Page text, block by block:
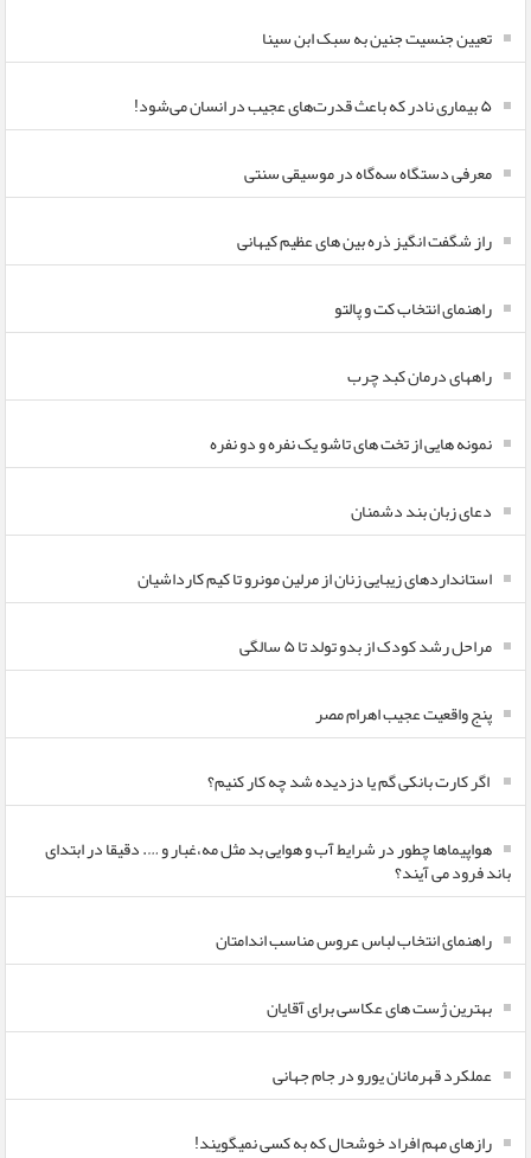
تعیین جنسیت جنین به سبک ابن سینا
۵ بیماری نادر که باعث قدرت‌های عجیب در انسان می‌شود!
معرفی دستگاه سه‌گاه در موسیقی سنتی
راز شگفت انگیز ذره بین های عظیم کیهانی
راهنمای انتخاب کت و پالتو
راههای درمان کبد چرب
نمونه هایی از تخت های تاشو یک نفره و دو نفره
دعای زبان بند دشمنان
استانداردهای زیبایی زنان از مرلین مونرو تا کیم کارداشیان
مراحل رشد کودک از بدو تولد تا ۵ سالگی
پنج واقعیت عجیب اهرام مصر
اگر کارت بانکی گم یا دزدیده شد چه کار کنیم؟
هواپیماها چطور در شرایط آب و هوایی بد مثل مه،غبار و …. دقیقا در ابتدای
باند فرود می آیند؟
راهنمای انتخاب لباس عروس مناسب اندامتان
بهترین ژست های عکاسی برای آقایان
عملکرد قهرمانان یورو در جام جهانی
رازهای مهم افراد خوشحال که به کسی نمیگویند!